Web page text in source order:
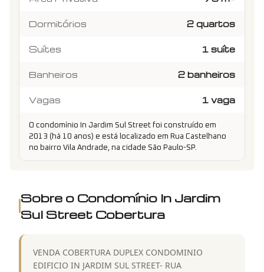
Dormitórios 2 quartos
Suítes 1 suíte
Banheiros 2 banheiros
Vagas 1 vaga
O condomínio In Jardim Sul Street foi construído em
2013 (há 10 anos) e está localizado em Rua Castelhano
no bairro Vila Andrade, na cidade São Paulo-SP.
Sobre o Condomínio In Jardim
Sul Street Cobertura
VENDA COBERTURA DUPLEX CONDOMINIO
EDIFICIO IN JARDIM SUL STREET- RUA